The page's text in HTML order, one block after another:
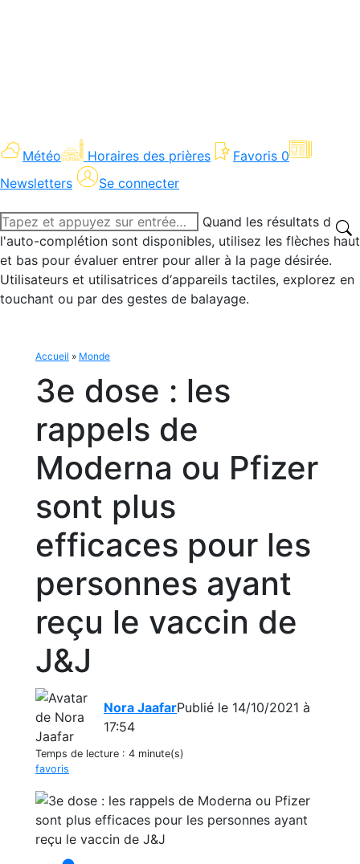
Météo Horaires des prières Favoris 0
Newsletters
Se connecter
Recherche
:
Quand les résultats de
l'auto-complétion sont disponibles, utilisez les flèches haut
et bas pour évaluer entrer pour aller à la page désirée.
Utilisateurs et utilisatrices d‘appareils tactiles, explorez en
touchant ou par des gestes de balayage.
Accueil » Monde
3e dose : les
rappels de
Moderna ou Pfizer
sont plus
efficaces pour les
personnes ayant
reçu le vaccin de
J&J
Nora JaafarPublié le 14/10/2021 à
17:54
Temps de lecture : 4 minute(s)
favoris